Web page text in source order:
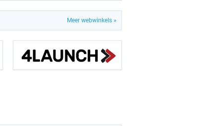
Meer webwinkels »